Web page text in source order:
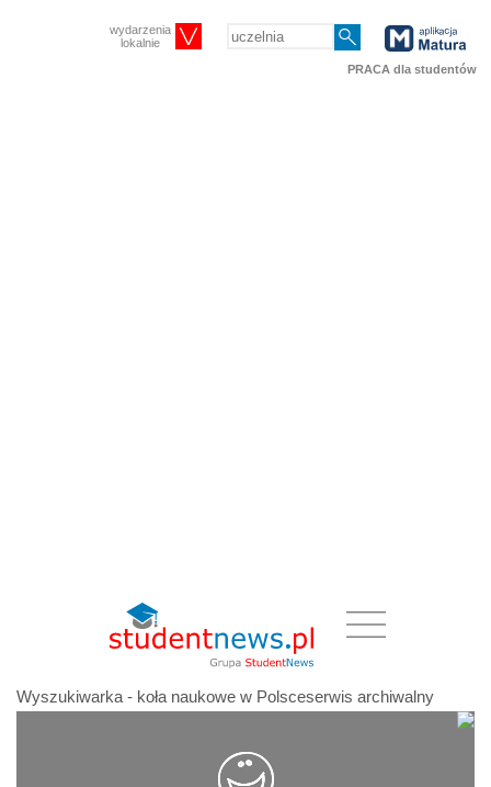
wydarzenia
lokalnie
PRACA dla studentów
Wyszukiwarka - koła naukowe w Polsceserwis archiwalny